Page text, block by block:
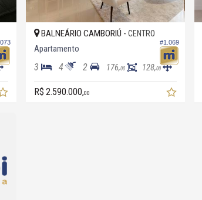
#1.069
BALNEÁRIO CAMBORIÚ -CENTRO
Apartamento
3 4 2 176,00 128,00
R$ 2.590.000,00